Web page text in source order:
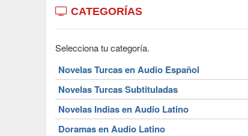
CATEGORÍAS
Selecciona tu categoría.
Novelas Turcas en Audio Español
Novelas Turcas Subtituladas
Novelas Indias en Audio Latino
Doramas en Audio Latino